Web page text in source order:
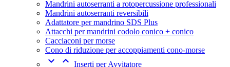
Mandrini autoserranti a rotopercussione professionali
Mandrini autoserranti reversibili
Adattatore per mandrino SDS Plus
Attacchi per mandrini codolo conico + conico
Cacciaconi per morse
Cono di riduzione per accoppiamenti cono-morse
  Inserti per Avvitatore